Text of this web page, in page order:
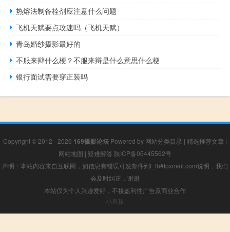
热熔法制备栓剂应注意什么问题
飞机天赋要点攻速吗（飞机天赋）
青岛婚纱摄影最好的
不服来辩什么梗？不服来辩是什么意思什么梗
银行面试需要穿正装吗
Copyright © 2012 - 2026 169摄影论坛 Powered by 网站分类目录 | 精选推荐文章 |
网站地图 | 疑难解答 陕ICP备05445562号
声明：本站内容来自互联网，如信息有错误可发邮件到f_fb#foxmail.com说明，我们
会及时纠正，谢谢
本站仅为个人兴趣爱好，不接盈利性广告及商业合作
小男孩